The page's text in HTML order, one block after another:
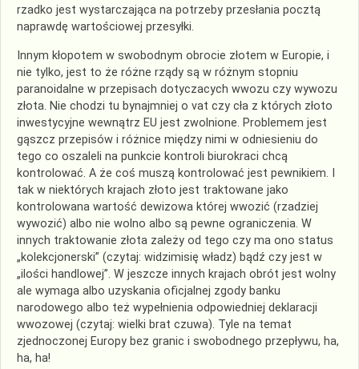
rzadko jest wystarczająca na potrzeby przesłania pocztą
naprawdę wartościowej przesyłki.
Innym kłopotem w swobodnym obrocie złotem w Europie, i
nie tylko, jest to że różne rządy są w różnym stopniu
paranoidalne w przepisach dotyczacych wwozu czy wywozu
złota. Nie chodzi tu bynajmniej o vat czy cła z których złoto
inwestycyjne wewnątrz EU jest zwolnione. Problemem jest
gąszcz przepisów i różnice między nimi w odniesieniu do
tego co oszaleli na punkcie kontroli biurokraci chcą
kontrolować. A że coś muszą kontrolować jest pewnikiem. I
tak w niektórych krajach złoto jest traktowane jako
kontrolowana wartość dewizowa której wwozić (rzadziej
wywozić) albo nie wolno albo są pewne ograniczenia. W
innych traktowanie złota zależy od tego czy ma ono status
„kolekcjonerski” (czytaj: widzimisię władz) bądź czy jest w
„ilości handlowej”. W jeszcze innych krajach obrót jest wolny
ale wymaga albo uzyskania oficjalnej zgody banku
narodowego albo też wypełnienia odpowiedniej deklaracji
wwozowej (czytaj: wielki brat czuwa). Tyle na temat
zjednoczonej Europy bez granic i swobodnego przepływu, ha,
ha, ha!